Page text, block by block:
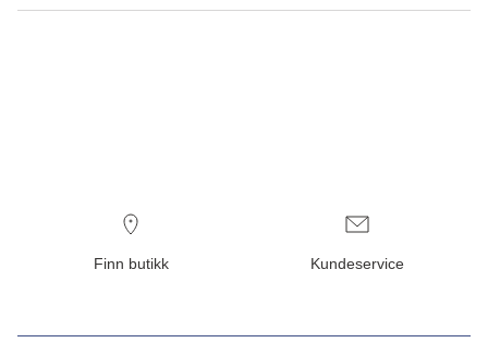
Finn butikk Kundeservice